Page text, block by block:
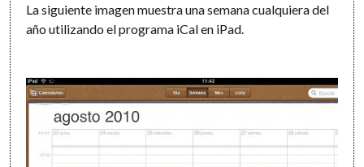
La siguiente imagen muestra una semana cualquiera del
año utilizando el programa iCal en iPad.